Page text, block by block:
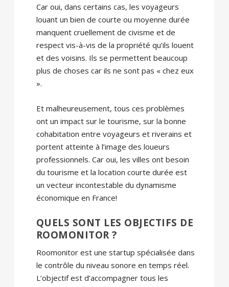
Car oui, dans certains cas, les voyageurs
louant un bien de courte ou moyenne durée
manquent cruellement de civisme et de
respect vis-à-vis de la propriété qu’ils louent
et des voisins. Ils se permettent beaucoup
plus de choses car ils ne sont pas « chez eux
».
Et malheureusement, tous ces problèmes
ont un impact sur le tourisme, sur la bonne
cohabitation entre voyageurs et riverains et
portent atteinte à l’image des loueurs
professionnels. Car oui, les villes ont besoin
du tourisme et la location courte durée est
un vecteur incontestable du dynamisme
économique en France!
QUELS SONT LES OBJECTIFS DE
ROOMONITOR ?
Roomonitor est une startup spécialisée dans
le contrôle du niveau sonore en temps réel.
L’objectif est d’accompagner tous les